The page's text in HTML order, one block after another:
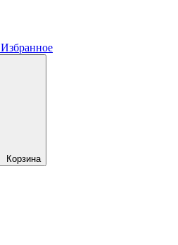
Избранное
Корзина